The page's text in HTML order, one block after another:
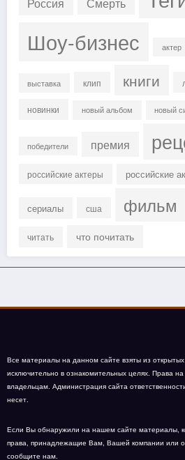
Шоу-бизнес актер
выставка клип книги
новинки новый альбом новый
победители премия
российские актеры российские
сериалы сша фильм
читать что почитать
Все материалы на данном сайте взяты из
исключительно в ознакомительных целях. Права
владельцам. Администрация сайта
несет.
Если Вы обнаружили на нашем сайте материалы,
права, принадлежащие Вам, Вашей компании или
сообщите нам.